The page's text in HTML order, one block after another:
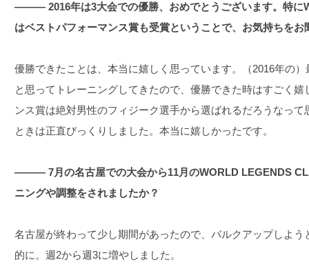
――― 2016年は3大会での優勝、おめでとうございます。特に
はベストパフォーマンス賞も受賞ということで、お気持ちをお
優勝できたことは、本当に嬉しく思っています。（2016年の
と思ってトレーニングしてきたので、優勝できた時はすごく
ンス賞は絶対男性のフィジーク選手から選ばれるだろうなっ
ときは正直びっくりしました。本当に嬉しかったです。
――― 7月の名古屋での大会から11月のWORLD LEGENDS
ニングや調整をされましたか？
名古屋が終わって少し期間があったので、バルクアップしよ
的に。週2から週3に増やしました。